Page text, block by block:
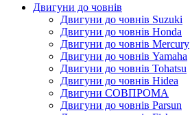
Двигуни до човнів
Двигуни до човнів Suzuki
Двигуни до човнів Honda
Двигуни до човнів Mercury
Двигуни до човнів Yamaha
Двигуни до човнів Tohatsu
Двигуни до човнів Hidea
Двигуни СОВПРОМА
Двигуни до човнів Parsun